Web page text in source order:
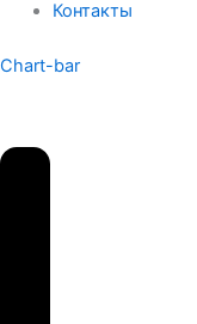
Контакты
Chart-bar